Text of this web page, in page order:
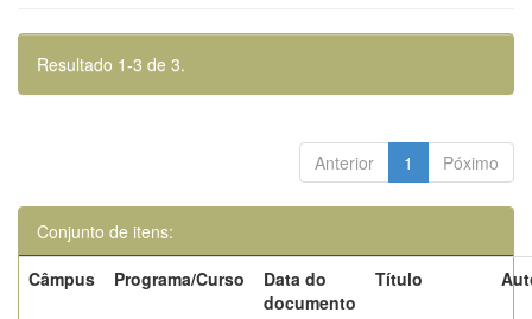
Resultado 1-3 de 3.
Anterior 1 Póximo
Conjunto de itens:
Câmpus
Programa/Curso
Data do
documento
Título